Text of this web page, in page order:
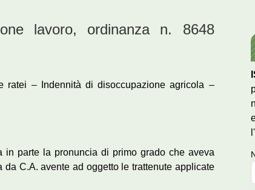
lavoro, ordinanza n. 8648
ratei – Indennità di disoccupazione agricola –
in parte la pronuncia di primo grado che aveva
da C.A. avente ad oggetto le trattenute applicate